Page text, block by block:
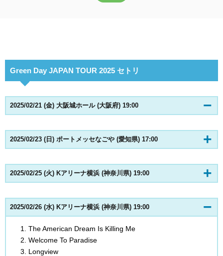
Green Day JAPAN TOUR 2025 セトリ
2025/02/21 (金) 大阪城ホール (大阪府) 19:00
2025/02/23 (日) ポートメッセなごや (愛知県) 17:00
2025/02/25 (火) Kアリーナ横浜 (神奈川県) 19:00
2025/02/26 (水) Kアリーナ横浜 (神奈川県) 19:00
The American Dream Is Killing Me
Welcome To Paradise
Longview